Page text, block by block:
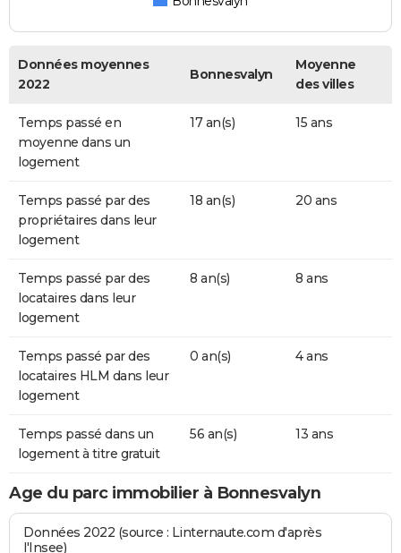
Données moyennes
2022
Bonnesvalyn
Moyenne
des villes
Temps passé en
moyenne dans un
logement
17 an(s) 15 ans
Temps passé par des
propriétaires dans leur
logement
18 an(s) 20 ans
Temps passé par des
locataires dans leur
logement
8 an(s) 8 ans
Temps passé par des
locataires HLM dans leur
logement
0 an(s) 4 ans
Temps passé dans un
logement à titre gratuit
56 an(s) 13 ans
Age du parc immobilier à Bonnesvalyn
Données 2022 (source : Linternaute.com d'après
l'Insee)